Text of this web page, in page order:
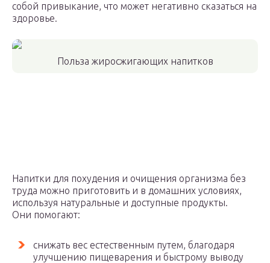
собой привыкание, что может негативно сказаться на
здоровье.
Польза жиросжигающих напитков
Напитки для похудения и очищения организма без
труда можно приготовить и в домашних условиях,
используя натуральные и доступные продукты.
Они помогают:
снижать вес естественным путем, благодаря
улучшению пищеварения и быстрому выводу